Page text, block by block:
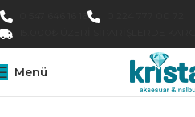
Menü